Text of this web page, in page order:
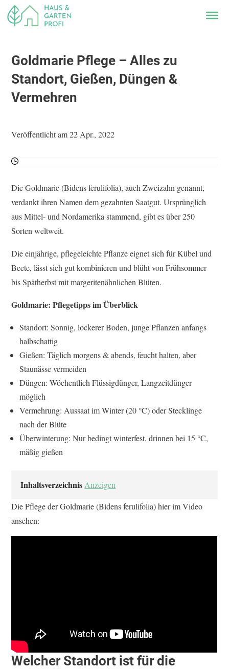
Goldmarie Pflege – Alles zu
Standort, Gießen, Düngen &
Vermehren
Veröffentlicht am 22 Apr., 2022
Die Goldmarie (Bidens ferulifolia), auch Zweizahn genannt,
verdankt ihren Namen dem gezahnten Saatgut. Ursprünglich
aus Mittel- und Nordamerika stammend, gibt es über 250
Sorten weltweit.
Die einjährige, pflegeleichte Pflanze eignet sich für Kübel und
Beete, lässt sich gut kombinieren und blüht von Frühsommer
bis Spätherbst mit margeritenähnlichen Blüten.
Goldmarie: Pflegetipps im Überblick
Standort: Sonnig, lockerer Boden, junge Pflanzen anfangs
halbschattig
Gießen: Täglich morgens & abends, feucht halten, aber
Staunässe vermeiden
Düngen: Wöchentlich Flüssigdünger, Langzeitdünger
möglich
Vermehrung: Aussaat im Winter (20 °C) oder Stecklinge
nach der Blüte
Überwinterung: Nur bedingt winterfest, drinnen bei 15 °C,
mäßig gießen
Inhaltsverzeichnis Anzeigen
Die Pflege der Goldmarie (Bidens ferulifolia) hier im Video
ansehen:
Welcher Standort ist für die